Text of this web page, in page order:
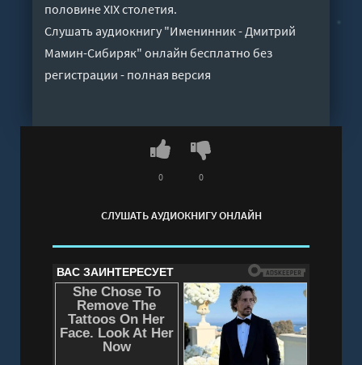
половине XIX столетия.
Слушать аудиокнигу "Именинник - Дмитрий
Мамин-Сибиряк" онлайн бесплатно без
регистрации - полная версия
СЛУШАТЬ АУДИОКНИГУ ОНЛАЙН
0 0